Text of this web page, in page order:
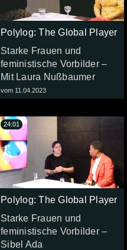
Polylog: The Global Player
Starke Frauen und
feministische Vorbilder –
Mit Laura Nußbaumer
vom 11.04.2023
Polylog: The Global Player
Starke Frauen und
feministische Vorbilder –
Sibel Ada
24:01